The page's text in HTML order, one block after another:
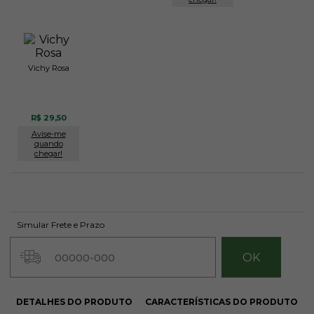
Vichy Rosa
R$ 29,50
Avise-me
quando
chegar!
Simular Frete e Prazo
DETALHES DO PRODUTO CARACTERÍSTICAS DO PRODUTO